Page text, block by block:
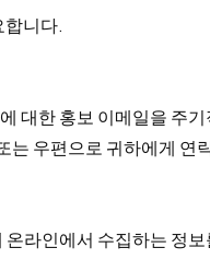
합니다.
대한 홍보 이메일을 주
우편으로 귀하에게 연
라인에서 수집하는 정